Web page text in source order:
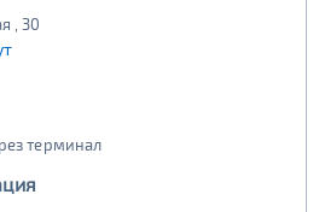
, 30
терминал